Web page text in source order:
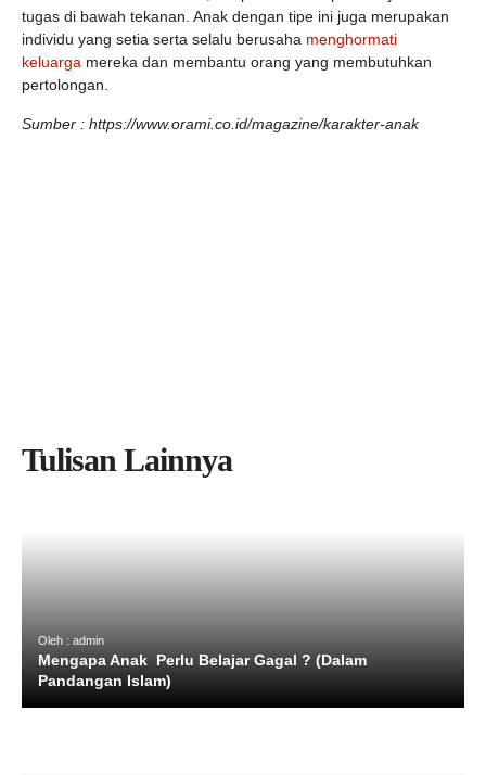
tugas di bawah tekanan. Anak dengan tipe ini juga merupakan
individu yang setia serta selalu berusaha menghormati
keluarga mereka dan membantu orang yang membutuhkan
pertolongan.
Sumber : https://www.orami.co.id/magazine/karakter-anak
Tulisan Lainnya
Oleh : admin
Mengapa Anak Perlu Belajar Gagal ? (Dalam
Pandangan Islam)